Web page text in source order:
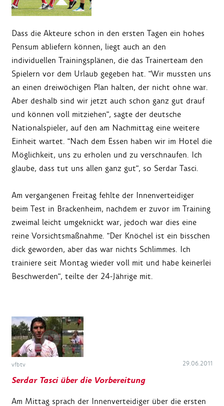
Dass die Akteure schon in den ersten Tagen ein hohes
Pensum abliefern können, liegt auch an den
individuellen Trainingsplänen, die das Trainerteam den
Spielern vor dem Urlaub gegeben hat. "Wir mussten uns
an einen dreiwöchigen Plan halten, der nicht ohne war.
Aber deshalb sind wir jetzt auch schon ganz gut drauf
und können voll mitziehen", sagte der deutsche
Nationalspieler, auf den am Nachmittag eine weitere
Einheit wartet. "Nach dem Essen haben wir im Hotel die
Möglichkeit, uns zu erholen und zu verschnaufen. Ich
glaube, dass tut uns allen ganz gut", so Serdar Tasci.
Am vergangenen Freitag fehlte der Innenverteidiger
beim Test in Brackenheim, nachdem er zuvor im Training
zweimal leicht umgeknickt war, jedoch war dies eine
reine Vorsichtsmaßnahme. "Der Knöchel ist ein bisschen
dick geworden, aber das war nichts Schlimmes. Ich
trainiere seit Montag wieder voll mit und habe keinerlei
Beschwerden", teilte der 24-Jährige mit.
vfbtv 29.06.2011
Serdar Tasci über die Vorbereitung
Am Mittag sprach der Innenverteidiger über die ersten